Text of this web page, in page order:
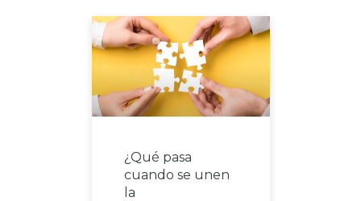
¿Qué pasa
cuando se unen
la